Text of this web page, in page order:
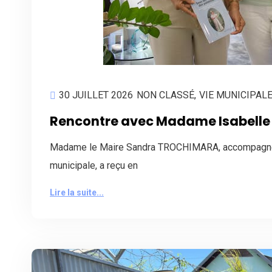
30 JUILLET 2026 NON CLASSÉ, VIE MUNICIPALE
Rencontre avec Madame Isabelle
Madame le Maire Sandra TROCHIMARA,
municipale, a reçu en
Lire la suite...